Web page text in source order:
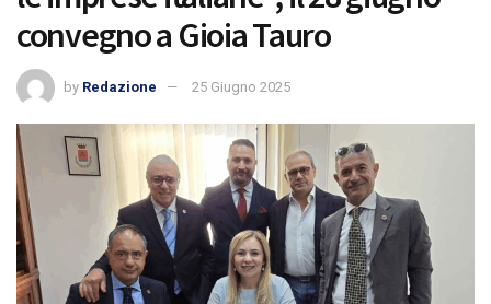
convegno a Gioia Tauro
by Redazione 25 Giugno 2025